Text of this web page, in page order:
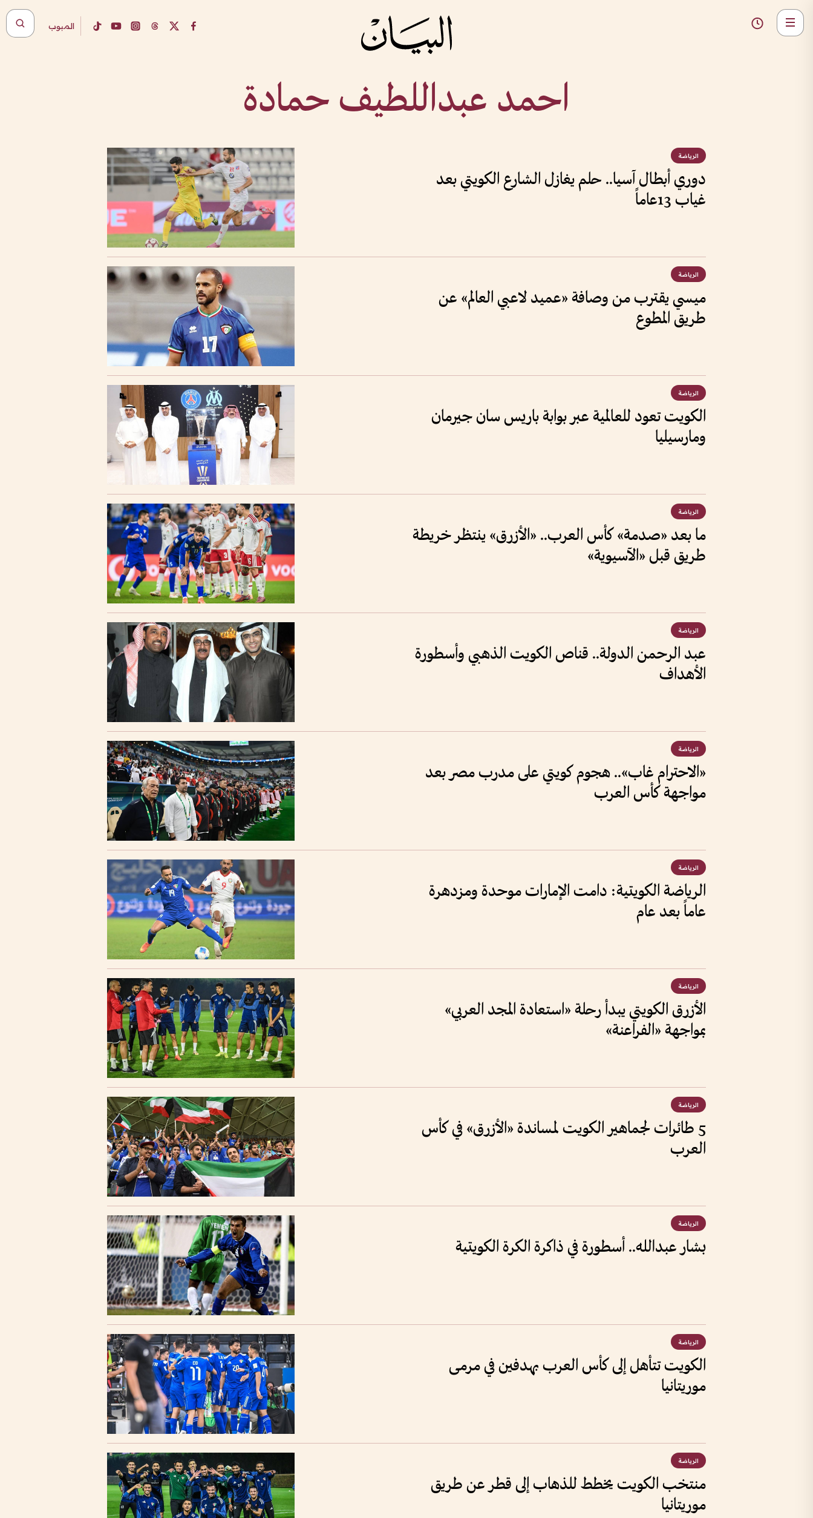
المبوب
احمد عبداللطيف حمادة
الرياضة
دوري أبطال آسيا.. حلم يغازل الشارع الكويتي بعد
غياب 13عاماً
الرياضة
ميسي يقترب من وصافة «عميد لاعبي العالم» عن
طريق المطوع
الرياضة
الكويت تعود للعالمية عبر بوابة باريس سان جيرمان
ومارسيليا
الرياضة
ما بعد «صدمة» كأس العرب.. «الأزرق» ينتظر خريطة
طريق قبل «الآسيوية»
الرياضة
عبد الرحمن الدولة.. قناص الكويت الذهبي وأسطورة
الأهداف
الرياضة
«الاحترام غاب».. هجوم كويتي على مدرب مصر بعد
مواجهة كأس العرب
الرياضة
الرياضة الكويتية: دامت الإمارات موحدة ومزدهرة
عاماً بعد عام
الرياضة
الأزرق الكويتي يبدأ رحلة «استعادة المجد العربي»
بمواجهة «الفراعنة»
الرياضة
5 طائرات لجماهير الكويت لمساندة «الأزرق» في كأس
العرب
الرياضة
بشار عبدالله.. أسطورة في ذاكرة الكرة الكويتية
الرياضة
الكويت تتأهل إلى كأس العرب بهدفين في مرمى
موريتانيا
الرياضة
منتخب الكويت يخطط للذهاب إلى قطر عن طريق
موريتانيا